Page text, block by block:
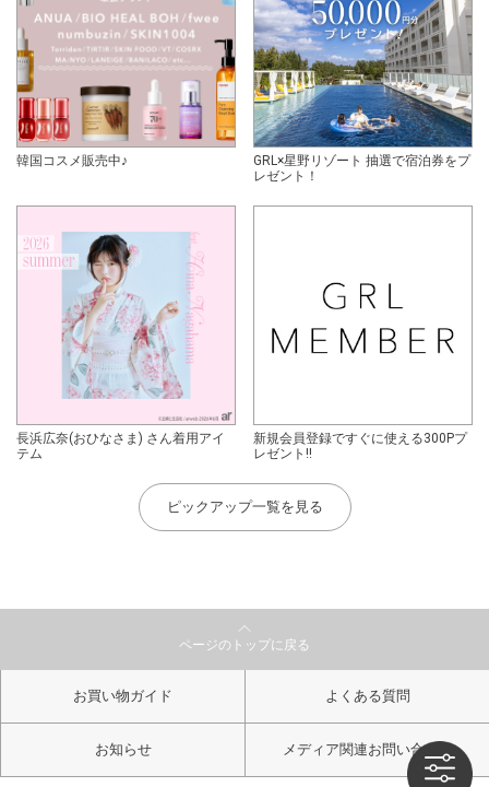
韓国コスメ販売中♪
GRL×星野リゾート 抽選で宿泊券をプ
レゼント！
長浜広奈(おひなさま) さん着用アイ
テム
新規会員登録ですぐに使える300Pプ
レゼント!!
ピックアップ一覧を見る
ページのトップに戻る
お買い物ガイド よくある質問
お知らせ メディア関連お問い合わせ